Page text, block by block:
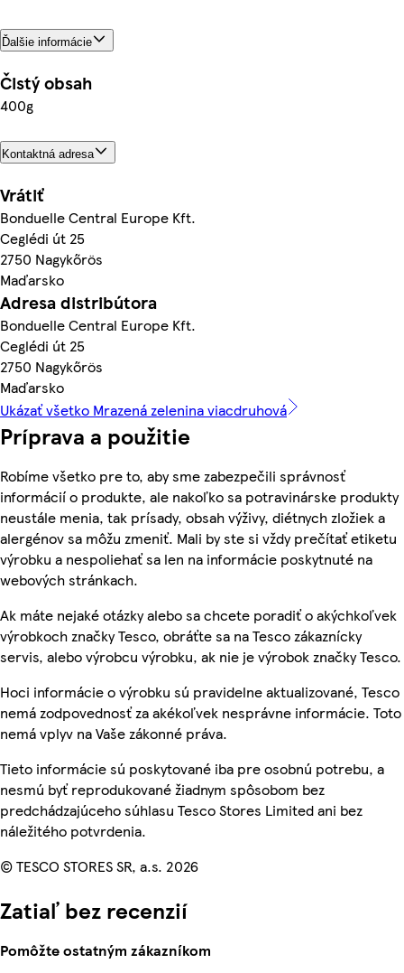
Ďalšie informácie
Čistý obsah
400g
Kontaktná adresa
Vrátiť
Bonduelle Central Europe Kft.
Ceglédi út 25
2750 Nagykőrös
Maďarsko
Adresa distribútora
Bonduelle Central Europe Kft.
Ceglédi út 25
2750 Nagykőrös
Maďarsko
Ukázať všetko Mrazená zelenina viacdruhová
Príprava a použitie
Robíme všetko pre to, aby sme zabezpečili správnosť
informácií o produkte, ale nakoľko sa potravinárske produkty
neustále menia, tak prísady, obsah výživy, diétnych zložiek a
alergénov sa môžu zmeniť. Mali by ste si vždy prečítať etiketu
výrobku a nespoliehať sa len na informácie poskytnuté na
webových stránkach.
Ak máte nejaké otázky alebo sa chcete poradiť o akýchkoľvek
výrobkoch značky Tesco, obráťte sa na Tesco zákaznícky
servis, alebo výrobcu výrobku, ak nie je výrobok značky Tesco.
Hoci informácie o výrobku sú pravidelne aktualizované, Tesco
nemá zodpovednosť za akékoľvek nesprávne informácie. Toto
nemá vplyv na Vaše zákonné práva.
Tieto informácie sú poskytované iba pre osobnú potrebu, a
nesmú byť reprodukované žiadnym spôsobom bez
predchádzajúceho súhlasu Tesco Stores Limited ani bez
náležitého potvrdenia.
© TESCO STORES SR, a.s. 2026
Zatiaľ bez recenzií
Pomôžte ostatným zákazníkom